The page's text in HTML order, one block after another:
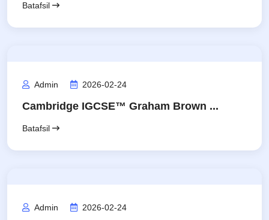
Batafsil
Admin 2026-02-24
Cambridge IGCSE™ Graham Brown ...
Batafsil
Admin 2026-02-24